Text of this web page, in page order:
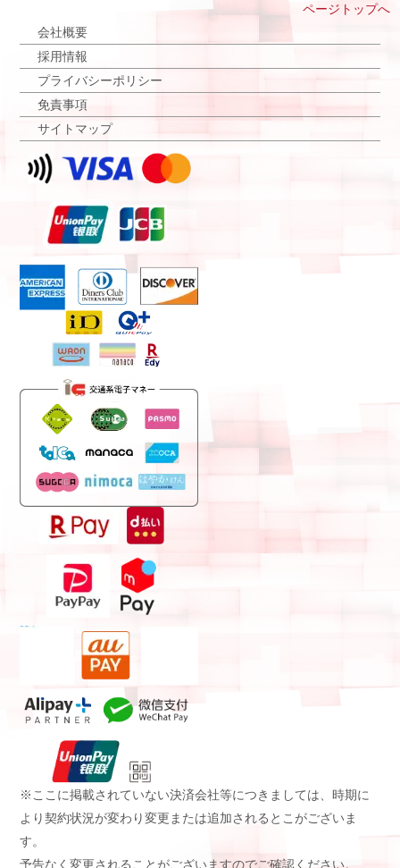
ページトップへ
会社概要
採用情報
プライバシーポリシー
免責事項
サイトマップ
※ここに掲載されていない決済会社等につきましては、時期に
より契約状況が変わり変更または追加されるとこがございま
す。
予告なく変更されることがございますのでご確認ください。